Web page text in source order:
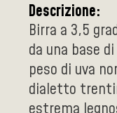
Descrizione:
Birra a 3,5
da una base
peso di uva
dialetto